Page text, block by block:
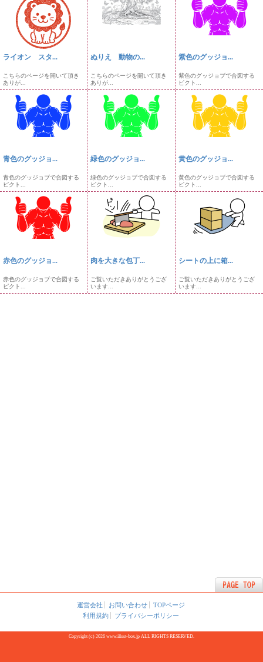
ライオン スタ...
こちらのページを開いて頂き
ありが...
ぬりえ 動物の...
こちらのページを開いて頂き
ありが...
紫色のグッジョ...
紫色のグッジョブで合図する
ピクト...
青色のグッジョ...
青色のグッジョブで合図する
ピクト...
緑色のグッジョ...
緑色のグッジョブで合図する
ピクト...
黄色のグッジョ...
黄色のグッジョブで合図する
ピクト...
赤色のグッジョ...
赤色のグッジョブで合図する
ピクト...
肉を大きな包丁...
ご覧いただきありがとうござ
います...
シートの上に箱...
ご覧いただきありがとうござ
います...
運営会社 お問い合わせ
TOPページ
利用規約
プライバシーポリシー
Copyright (c) 2026 www.illust-box.jp ALL RIGHTS RESERVED.